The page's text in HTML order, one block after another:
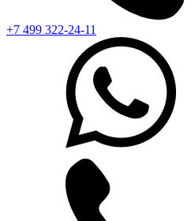
+7 499 322-24-11